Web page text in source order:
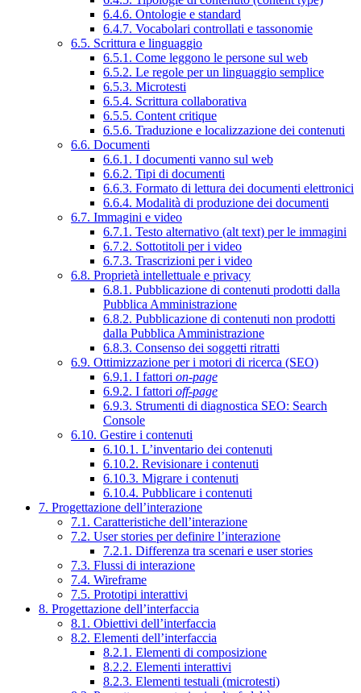
6.4.6. Ontologie e standard
6.4.7. Vocabolari controllati e tassonomie
6.5. Scrittura e linguaggio
6.5.1. Come leggono le persone sul web
6.5.2. Le regole per un linguaggio semplice
6.5.3. Microtesti
6.5.4. Scrittura collaborativa
6.5.5. Content critique
6.5.6. Traduzione e localizzazione dei contenuti
6.6. Documenti
6.6.1. I documenti vanno sul web
6.6.2. Tipi di documenti
6.6.3. Formato di lettura dei documenti elettronici
6.6.4. Modalità di produzione dei documenti
6.7. Immagini e video
6.7.1. Testo alternativo (alt text) per le immagini
6.7.2. Sottotitoli per i video
6.7.3. Trascrizioni per i video
6.8. Proprietà intellettuale e privacy
6.8.1. Pubblicazione di contenuti prodotti dalla
Pubblica Amministrazione
6.8.2. Pubblicazione di contenuti non prodotti
dalla Pubblica Amministrazione
6.8.3. Consenso dei soggetti ritratti
6.9. Ottimizzazione per i motori di ricerca (SEO)
6.9.1. I fattori on-page
6.9.2. I fattori off-page
6.9.3. Strumenti di diagnostica SEO: Search
Console
6.10. Gestire i contenuti
6.10.1. L’inventario dei contenuti
6.10.2. Revisionare i contenuti
6.10.3. Migrare i contenuti
6.10.4. Pubblicare i contenuti
7. Progettazione dell’interazione
7.1. Caratteristiche dell’interazione
7.2. User stories per definire l’interazione
7.2.1. Differenza tra scenari e user stories
7.3. Flussi di interazione
7.4. Wireframe
7.5. Prototipi interattivi
8. Progettazione dell’interfaccia
8.1. Obiettivi dell’interfaccia
8.2. Elementi dell’interfaccia
8.2.1. Elementi di composizione
8.2.2. Elementi interattivi
8.2.3. Elementi testuali (microtesti)